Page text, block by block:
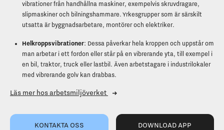
(1) Arbetsmiljöverket, Arbetsmiljön 2024, Arbetsmiljöstatistik
vibrationer från handhållna maskiner, exempelvis skruvdragare,
slipmaskiner och bilningshammare. Yrkesgrupper som är särskilt
utsatta är byggnadsarbetare, montörer och elektriker.
Helkroppsvibrationer: Dessa påverkar hela kroppen och uppstår om
man arbetar i ett fordon eller står på en vibrerande yta, till exempel i
en bil, traktor, truck eller lastbil. Även arbetstagare i industrilokaler
med vibrerande golv kan drabbas.
Läs mer hos arbetsmiljöverket
KONTAKTA OSS DOWNLOAD APP